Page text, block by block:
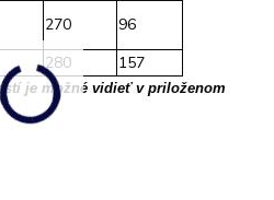
270
96
280 157
je možné vidieť v priloženom